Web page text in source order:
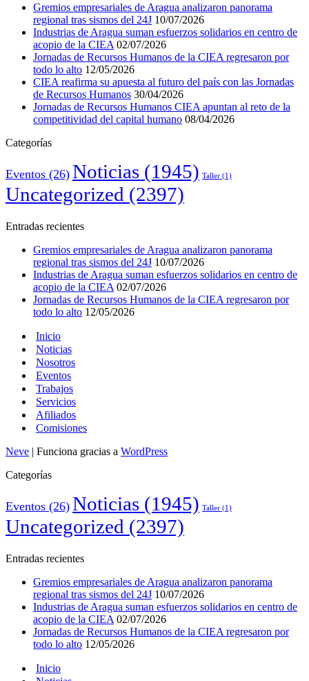
Gremios empresariales de Aragua analizaron panorama
regional tras sismos del 24J 10/07/2026
Industrias de Aragua suman esfuerzos solidarios en centro de
acopio de la CIEA 02/07/2026
Jornadas de Recursos Humanos de la CIEA regresaron por
todo lo alto 12/05/2026
CIEA reafirma su apuesta al futuro del país con las Jornadas
de Recursos Humanos 30/04/2026
Jornadas de Recursos Humanos CIEA apuntan al reto de la
competitividad del capital humano 08/04/2026
Categorías
Eventos (26) Noticias (1945) Taller (1)
Uncategorized (2397)
Entradas recientes
Gremios empresariales de Aragua analizaron panorama
regional tras sismos del 24J 10/07/2026
Industrias de Aragua suman esfuerzos solidarios en centro de
acopio de la CIEA 02/07/2026
Jornadas de Recursos Humanos de la CIEA regresaron por
todo lo alto 12/05/2026
Inicio
Noticias
Nosotros
Eventos
Trabajos
Servicios
Afiliados
Comisiones
Neve | Funciona gracias a WordPress
Categorías
Eventos (26) Noticias (1945) Taller (1)
Uncategorized (2397)
Entradas recientes
Gremios empresariales de Aragua analizaron panorama
regional tras sismos del 24J 10/07/2026
Industrias de Aragua suman esfuerzos solidarios en centro de
acopio de la CIEA 02/07/2026
Jornadas de Recursos Humanos de la CIEA regresaron por
todo lo alto 12/05/2026
Inicio